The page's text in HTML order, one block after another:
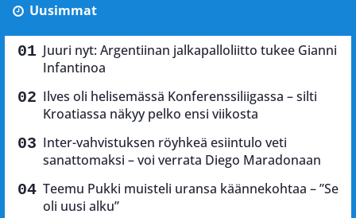
Uusimmat
Juuri nyt: Argentiinan jalkapalloliitto tukee Gianni
Infantinoa
Ilves oli helisemässä Konferenssiliigassa – silti
Kroatiassa näkyy pelko ensi viikosta
Inter-vahvistuksen röyhkeä esiintulo veti
sanattomaksi – voi verrata Diego Maradonaan
Teemu Pukki muisteli uransa käännekohtaa – ”Se
oli uusi alku”